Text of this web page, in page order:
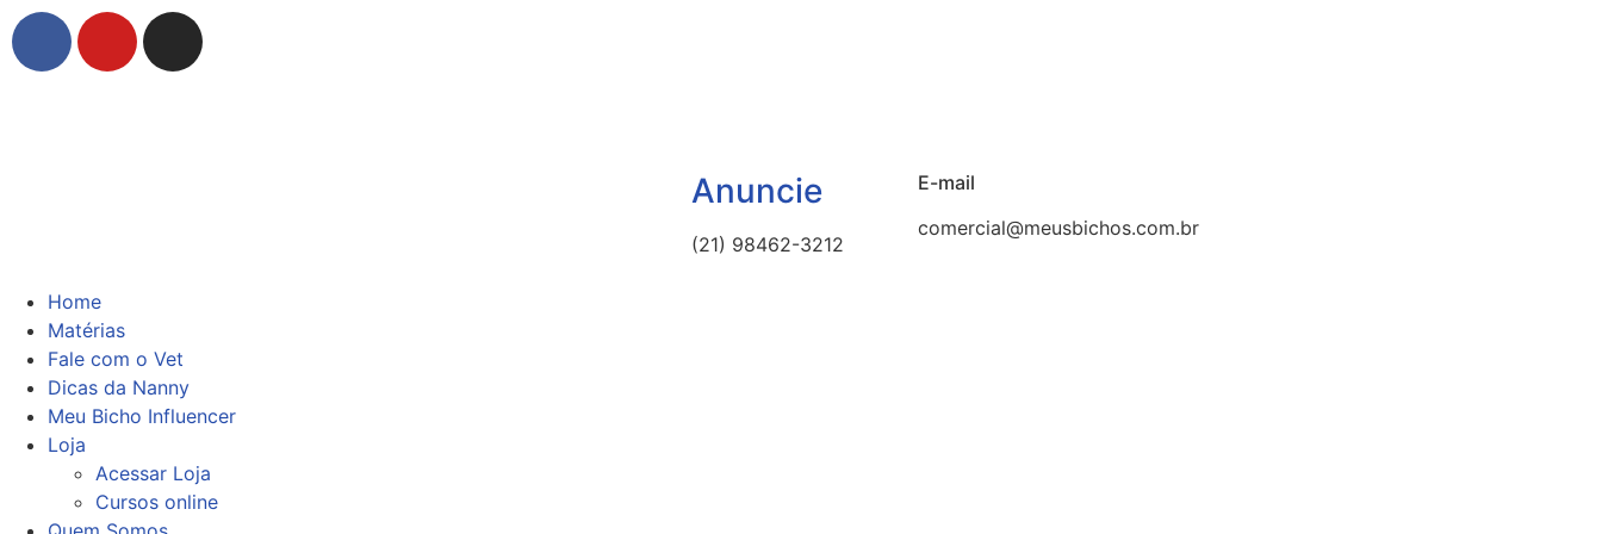
Anuncie
(21) 98462-3212
E-mail
comercial@meusbichos.com.br
Home
Matérias
Fale com o Vet
Dicas da Nanny
Meu Bicho Influencer
Loja
Acessar Loja
Cursos online